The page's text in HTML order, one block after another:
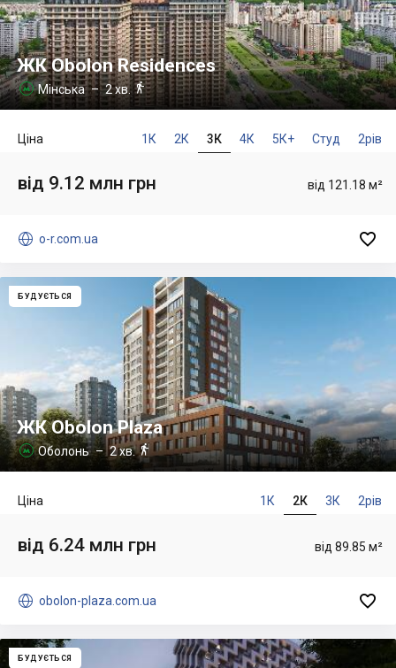
ЖК Obolon Residences
 Мінська– 2 хв.
1К 2К 3К 4К 5К+ Студ 2рів
Ціна
від 121.18 м²
від 9.12 млн грн
 o-r.com.ua 
БУДУЄТЬСЯ
ЖК Obolon Plaza
 Оболонь– 2 хв.
1К 2К 3К 2рів
Ціна
від 89.85 м²
від 6.24 млн грн
 obolon-plaza.com.ua 
БУДУЄТЬСЯ